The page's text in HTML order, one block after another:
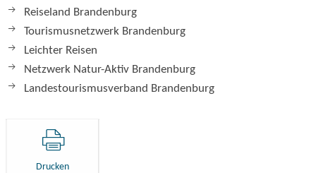
Reiseland Brandenburg
Tourismusnetzwerk Brandenburg
Leichter Reisen
Netzwerk Natur-Aktiv Brandenburg
Landestourismusverband Brandenburg
Drucken